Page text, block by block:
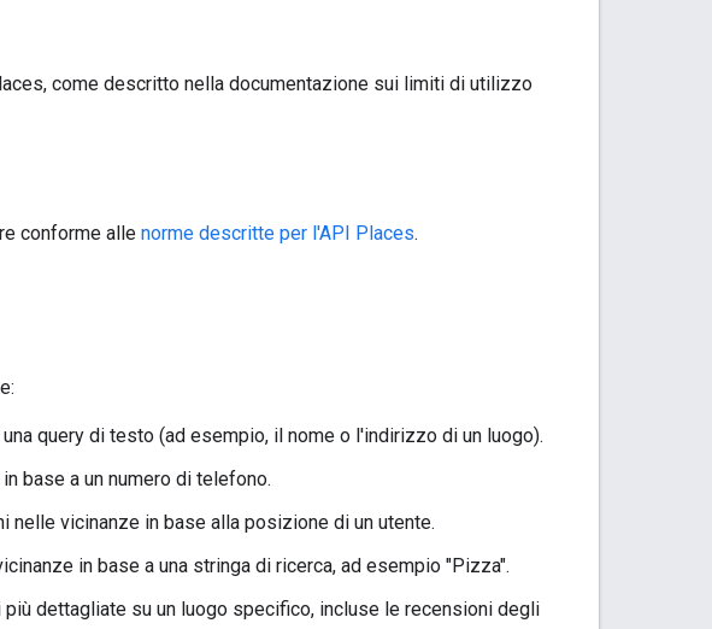
come descritto nella documentazione sui limiti di utilizzo
conforme alle norme descritte per l'API Places.
query di testo (ad esempio, il nome o l'indirizzo di un luogo).
base a un numero di telefono.
nelle vicinanze in base alla posizione di un utente.
in base a una stringa di ricerca, ad esempio "Pizza".
dettagliate su un luogo specifico, incluse le recensioni degli